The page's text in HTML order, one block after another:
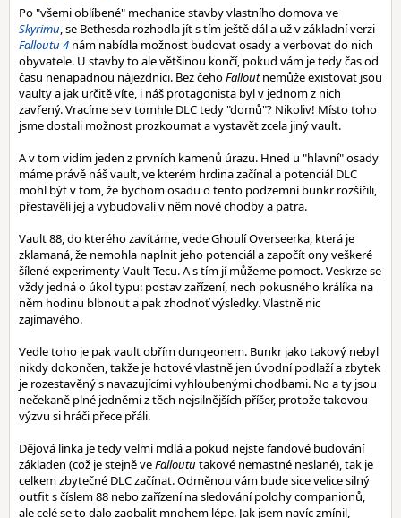
Po "všemi oblíbené" mechanice stavby vlastního domova ve
Skyrimu, se Bethesda rozhodla jít s tím ještě dál a už v základní verzi
Falloutu 4 nám nabídla možnost budovat osady a verbovat do nich
obyvatele. U stavby to ale většinou končí, pokud vám je tedy čas od
času nenapadnou nájezdníci. Bez čehoFalloutnemůže existovat jsou
vaulty a jak určitě víte, i náš protagonista byl v jednom z nich
zavřený. Vracíme se v tomhle DLC tedy "domů"? Nikoliv! Místo toho
jsme dostali možnost prozkoumat a vystavět zcela jiný vault.
A v tom vidím jeden z prvních kamenů úrazu. Hned u "hlavní" osady
máme právě náš vault, ve kterém hrdina začínal a potenciál DLC
mohl být v tom, že bychom osadu o tento podzemní bunkr rozšířili,
přestavěli jej a vybudovali v něm nové chodby a patra.
Vault 88, do kterého zavítáme, vede Ghoulí Overseerka, která je
zklamaná, že nemohla naplnit jeho potenciál a započít ony veškeré
šílené experimenty Vault-Tecu. A s tím jí můžeme pomoct. Veskrze se
vždy jedná o úkol typu: postav zařízení, nech pokusného králíka na
něm hodinu blbnout a pak zhodnoť výsledky. Vlastně nic
zajímavého.
Vedle toho je pak vault obřím dungeonem. Bunkr jako takový nebyl
nikdy dokončen, takže je hotové vlastně jen úvodní podlaží a zbytek
je rozestavěný s navazujícími vyhloubenými chodbami. No a ty jsou
nečekaně plné jedněmi z těch nejsilnějších příšer, protože takovou
výzvu si hráči přece přáli.
Dějová linka je tedy velmi mdlá a pokud nejste fandové budování
základen (což je stejně veFalloutu takové nemastné neslané), tak je
celkem zbytečné DLC začínat. Odměnou vám bude sice velice silný
outfit s číslem 88 nebo zařízení na sledování polohy companionů,
ale celé se to dalo zaobalit mnohem lépe. Jak jsem navíc zmínil,